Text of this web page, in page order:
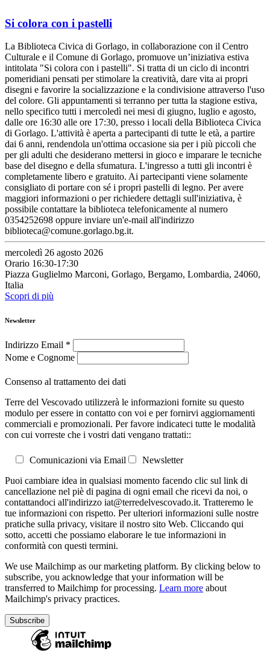
Si colora con i pastelli
La Biblioteca Civica di Gorlago, in collaborazione con il Centro
Culturale e il Comune di Gorlago, promuove un’iniziativa estiva
intitolata "Si colora con i pastelli". Si tratta di un ciclo di incontri
pomeridiani pensati per stimolare la creatività, dare vita ai propri
disegni e favorire la socializzazione e la condivisione attraverso l'uso
del colore. Gli appuntamenti si terranno per tutta la stagione estiva,
nello specifico tutti i mercoledì nei mesi di giugno, luglio e agosto,
dalle ore 16:30 alle ore 17:30, presso i locali della Biblioteca Civica
di Gorlago. L'attività è aperta a partecipanti di tutte le età, a partire
dai 6 anni, rendendola un'ottima occasione sia per i più piccoli che
per gli adulti che desiderano mettersi in gioco e imparare le tecniche
base del disegno e della sfumatura. L'ingresso a tutti gli incontri è
completamente libero e gratuito. Ai partecipanti viene solamente
consigliato di portare con sé i propri pastelli di legno. Per avere
maggiori informazioni o per richiedere dettagli sull'iniziativa, è
possibile contattare la biblioteca telefonicamente al numero
0354252698 oppure inviare un'e-mail all'indirizzo
biblioteca@comune.gorlago.bg.it.
mercoledì 26 agosto 2026
Orario 16:30-17:30
Piazza Guglielmo Marconi, Gorlago, Bergamo, Lombardia, 24060,
Italia
Scopri di più
Newsletter
Indirizzo Email *
Nome e Cognome
Consenso al trattamento dei dati
Terre del Vescovado utilizzerà le informazioni fornite su questo
modulo per essere in contatto con voi e per fornirvi aggiornamenti
commerciali e promozionali. Per favore indicateci tutte le modalità
con cui vorreste che i vostri dati vengano trattati::
Comunicazioni via Email
Newsletter
Puoi cambiare idea in qualsiasi momento facendo clic sul link di
cancellazione nel piè di pagina di ogni email che ricevi da noi, o
contattandoci all'indirizzo iat@terredelvescovado.it. Tratteremo le
tue informazioni con rispetto. Per ulteriori informazioni sulle nostre
pratiche sulla privacy, visitare il nostro sito Web. Cliccando qui
sotto, accetti che possiamo elaborare le tue informazioni in
conformità con questi termini.
We use Mailchimp as our marketing platform. By clicking below to
subscribe, you acknowledge that your information will be
transferred to Mailchimp for processing. Learn more about
Mailchimp's privacy practices.